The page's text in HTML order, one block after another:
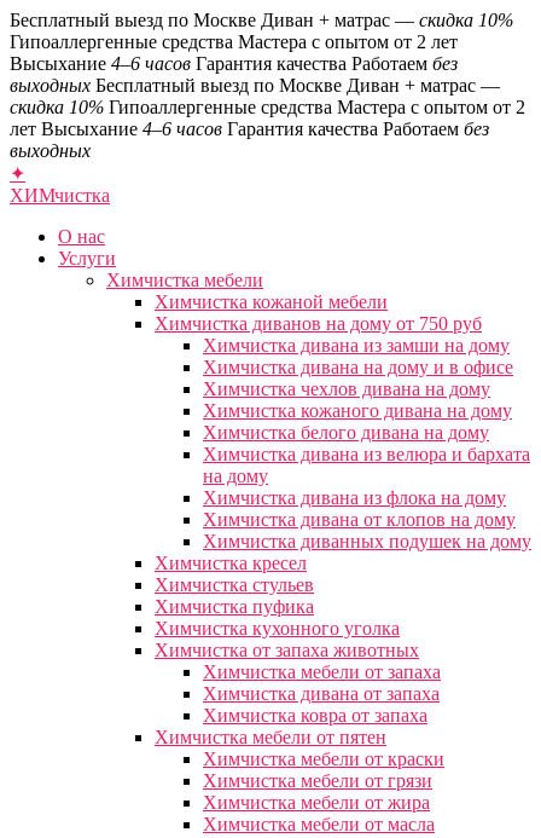
Бесплатный выезд по Москве Диван + матрас — скидка 10%
Гипоаллергенные средства Мастера с опытом от 2 лет
Высыхание 4–6 часов Гарантия качества Работаем без
выходных Бесплатный выезд по Москве Диван + матрас —
скидка 10% Гипоаллергенные средства Мастера с опытом от 2
лет Высыхание 4–6 часов Гарантия качества Работаем без
выходных
✦
ХИМчистка
О нас
Услуги
Химчистка мебели
Химчистка кожаной мебели
Химчистка диванов на дому от 750 руб
Химчистка дивана из замши на дому
Химчистка дивана на дому и в офисе
Химчистка чехлов дивана на дому
Химчистка кожаного дивана на дому
Химчистка белого дивана на дому
Химчистка дивана из велюра и бархата
на дому
Химчистка дивана из флока на дому
Химчистка дивана от клопов на дому
Химчистка диванных подушек на дому
Химчистка кресел
Химчистка стульев
Химчистка пуфика
Химчистка кухонного уголка
Химчистка от запаха животных
Химчистка мебели от запаха
Химчистка дивана от запаха
Химчистка ковра от запаха
Химчистка мебели от пятен
Химчистка мебели от краски
Химчистка мебели от грязи
Химчистка мебели от жира
Химчистка мебели от масла